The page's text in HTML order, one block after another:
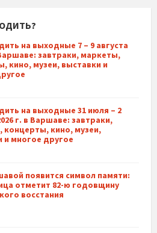
на выходные 7 – 9 августа
завтраки, маркеты,
кино, музеи, выставки и
на выходные 31 июля – 2
г. в Варшаве: завтраки,
концерты, кино, музеи,
и многое другое
появится символ памяти:
отметит 82-ю годовщину
восстания